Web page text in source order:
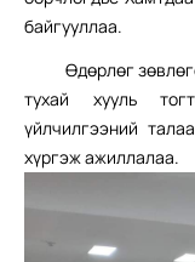
байгууллаа.
Өдөрлөг
тухай хууль
үйлчилгээний
хүргэж ажиллалаа.